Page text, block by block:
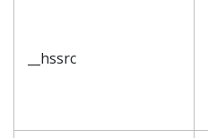
__hssrc